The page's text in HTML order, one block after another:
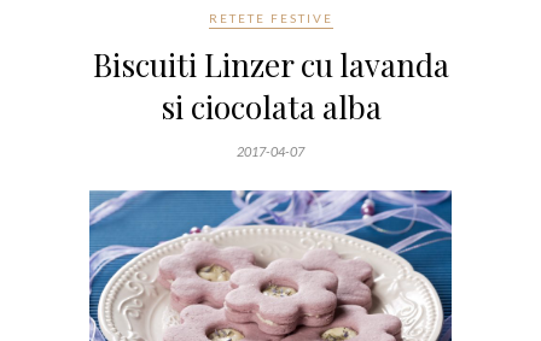
RETETE FESTIVE
Biscuiti Linzer cu lavanda
si ciocolata alba
2017-04-07